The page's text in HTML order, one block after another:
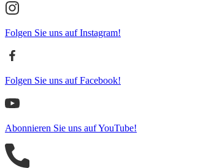
Folgen Sie uns auf Instagram!
Folgen Sie uns auf Facebook!
Abonnieren Sie uns auf YouTube!